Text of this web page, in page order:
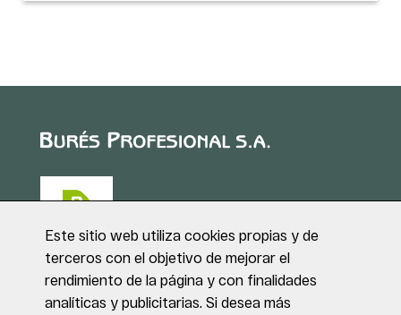
Puig de Sant Roc, 1
17180 VILABLAREIX
Este sitio web utiliza cookies propias y de
terceros con el objetivo de mejorar el
rendimiento de la página y con finalidades
analíticas y publicitarias. Si desea más